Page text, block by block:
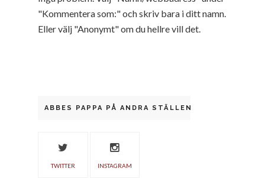
"Kommentera som:" och skriv bara i ditt namn.
Eller välj "Anonymt" om du hellre vill det.
ABBES PAPPA PÅ ANDRA STÄLLEN
TWITTER INSTAGRAM